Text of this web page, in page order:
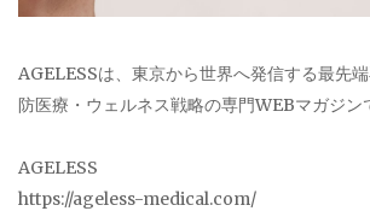
AGELESSは、東京から世界へ発信する最先
防医療・ウェルネス戦略の専門WEBマガジン
AGELESS
https://ageless-medical.com/